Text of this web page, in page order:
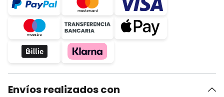
Envíos realizados con